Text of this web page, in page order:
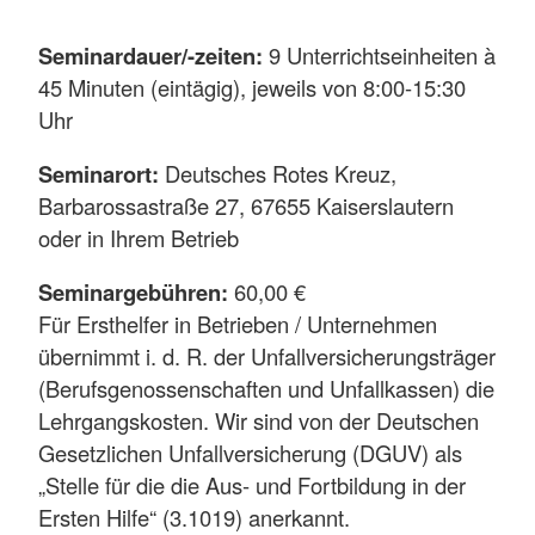
Seminardauer/-zeiten: 9 Unterrichtseinheiten à
45 Minuten (eintägig), jeweils von 8:00-15:30
Uhr
Seminarort: Deutsches Rotes Kreuz,
Barbarossastraße 27, 67655 Kaiserslautern
oder in Ihrem Betrieb
Seminargebühren: 60,00 €
Für Ersthelfer in Betrieben / Unternehmen
übernimmt i. d. R. der Unfallversicherungsträger
(Berufsgenossenschaften und Unfallkassen) die
Lehrgangskosten. Wir sind von der Deutschen
Gesetzlichen Unfallversicherung (DGUV) als
„Stelle für die die Aus- und Fortbildung in der
Ersten Hilfe“ (3.1019) anerkannt.